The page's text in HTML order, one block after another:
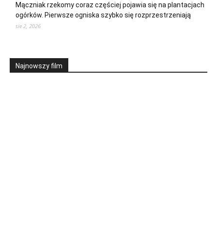
Mączniak rzekomy coraz częściej pojawia się na plantacjach
ogórków. Pierwsze ogniska szybko się rozprzestrzeniają
sie 2, 2026
Najnowszy film